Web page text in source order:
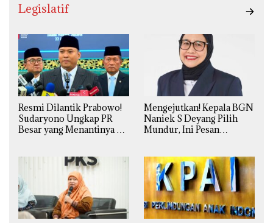
Legislatif
Resmi Dilantik Prabowo!
Sudaryono Ungkap PR
Besar yang Menantinya di
Mengejutkan! Kepala BGN
Naniek S Deyang Pilih
Mundur, Ini Pesan